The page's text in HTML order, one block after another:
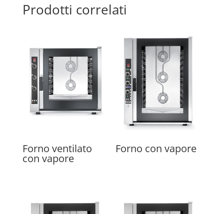
Prodotti correlati
Forno ventilato
con vapore
Forno con vapore